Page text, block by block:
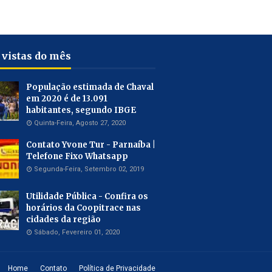
do mês
População estimada de Chaval
em 2020 é de 13.091
habitantes, segundo IBGE
Quinta-Feira, Agosto 27, 2020
Contato Yvone Tur - Parnaíba |
Telefone Fixo Whatsapp
Segunda-Feira, Setembro 02, 2019
Utilidade Pública - Confira os
horários da Coopitrace nas
cidades da região
Sábado, Fevereiro 01, 2020
Home Contato Política de Privacidade